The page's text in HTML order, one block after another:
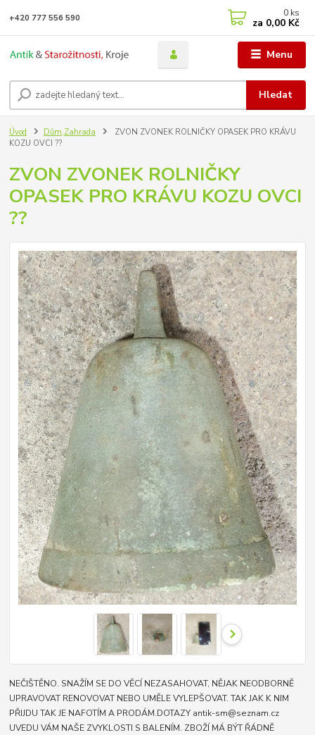
Menu
Hledat
+420 777 556 590 0 ks
za 0,00 Kč
Úvod Dům,Zahrada
ZVON ZVONEK ROLNIČKY OPASEK PRO KRÁVU
KOZU OVCI ??
ZVON ZVONEK ROLNIČKY
OPASEK PRO KRÁVU KOZU OVCI
??
NEČIŠTĚNO. SNAŽÍM SE DO VĚCÍ NEZASAHOVAT, NĚJAK NEODBORNĚ
UPRAVOVAT RENOVOVAT NEBO UMĚLE VYLEPŠOVAT. TAK JAK K NIM
PŘIJDU TAK JE NAFOTÍM A PRODÁM.DOTAZY antik-sm@seznam.cz
UVEDU VÁM NAŠE ZVYKLOSTI S BALENÍM. ZBOŽÍ MÁ BÝT ŘÁDNĚ